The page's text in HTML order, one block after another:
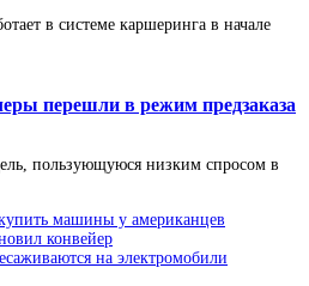
в системе каршеринга в начале
перешли в режим предзаказа
пользующуюся низким спросом в
машины у американцев
конвейер
на электромобили